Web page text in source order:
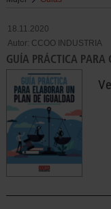
18.11.2020
Autor: CCOO INDUSTRIA
GUÍA PRÁCTICA PARA